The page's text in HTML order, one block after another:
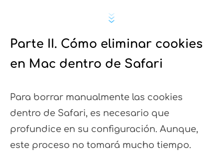
Parte II. Cómo eliminar cookies
en Mac dentro de Safari
Para borrar manualmente las cookies
dentro de Safari, es necesario que
profundice en su configuración. Aunque,
este proceso no tomará mucho tiempo.